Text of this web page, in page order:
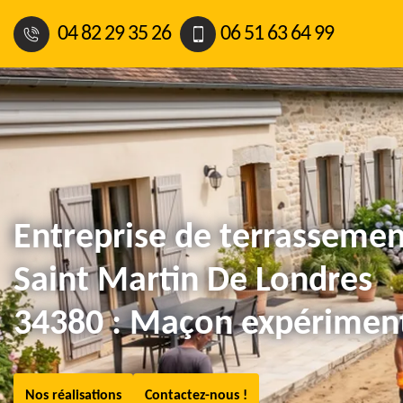
04 82 29 35 26 06 51 63 64 99
Entreprise de
Saint Martin De Londres
34380 : Maçon
Nos réalisations Contactez-nous !